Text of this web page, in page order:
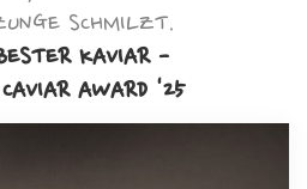
SCHMILZT.
KAVIAR -
AWARD '25